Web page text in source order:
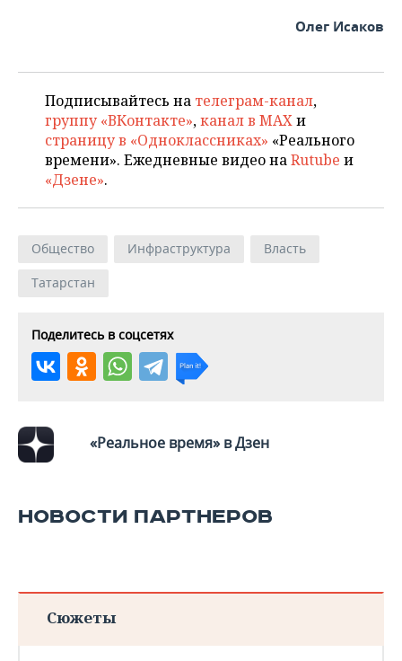
Олег Исаков
Подписывайтесь на телеграм-канал,
группу «ВКонтакте»,канал в MAXи
страницу в «Одноклассниках» «Реального
времени». Ежедневные видео наRutube и
«Дзене».
Общество Инфраструктура
Власть
Татарстан
Поделитесь в соцсетях
«Реальное время» в Дзен
НОВОСТИ ПАРТНЕРОВ
Сюжеты